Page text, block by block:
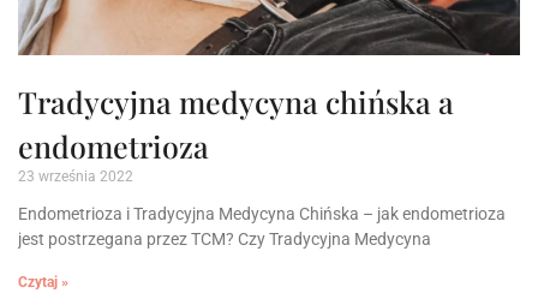
Tradycyjna medycyna chińska a
endometrioza
23 września 2022
Endometrioza i Tradycyjna Medycyna Chińska – jak endometrioza
jest postrzegana przez TCM? Czy Tradycyjna Medycyna
Czytaj »